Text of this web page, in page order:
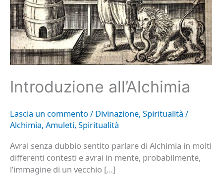
Introduzione all’Alchimia
Lascia un commento / Divinazione, Spiritualità /
Alchimia, Amuleti, Spiritualità
Avrai senza dubbio sentito parlare di Alchimia in molti
differenti contesti e avrai in mente, probabilmente,
l’immagine di un vecchio […]